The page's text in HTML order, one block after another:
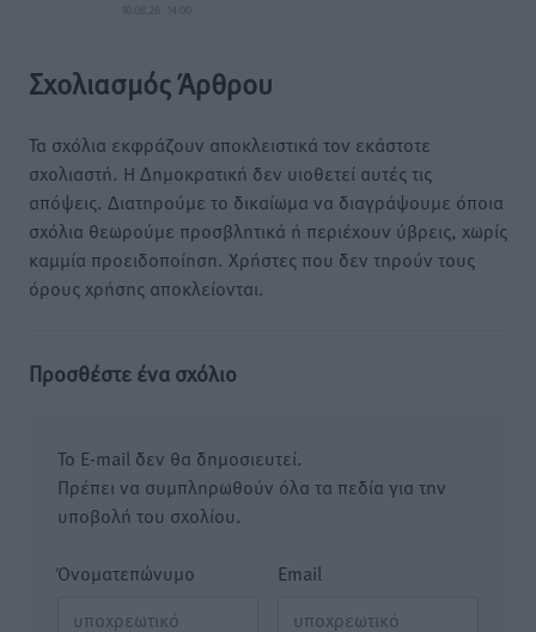
10.08.26 · 14:00
Σχολιασμός Άρθρου
Τα σχόλια εκφράζουν αποκλειστικά τον εκάστοτε
σχολιαστή. Η Δημοκρατική δεν υιοθετεί αυτές τις
απόψεις. Διατηρούμε το δικαίωμα να διαγράψουμε όποια
σχόλια θεωρούμε προσβλητικά ή περιέχουν ύβρεις, χωρίς
καμμία προειδοποίηση. Χρήστες που δεν τηρούν τους
όρους χρήσης αποκλείονται.
Προσθέστε ένα σχόλιο
Το E-mail δεν θα δημοσιευτεί.
Πρέπει να συμπληρωθούν όλα τα πεδία για την
υποβολή του σχολίου.
Όνοματεπώνυμο Email